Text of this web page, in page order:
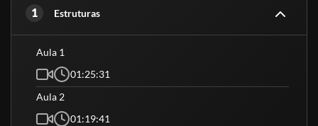
1 Estruturas
Aula 1
01:25:31
Aula 2
01:19:41